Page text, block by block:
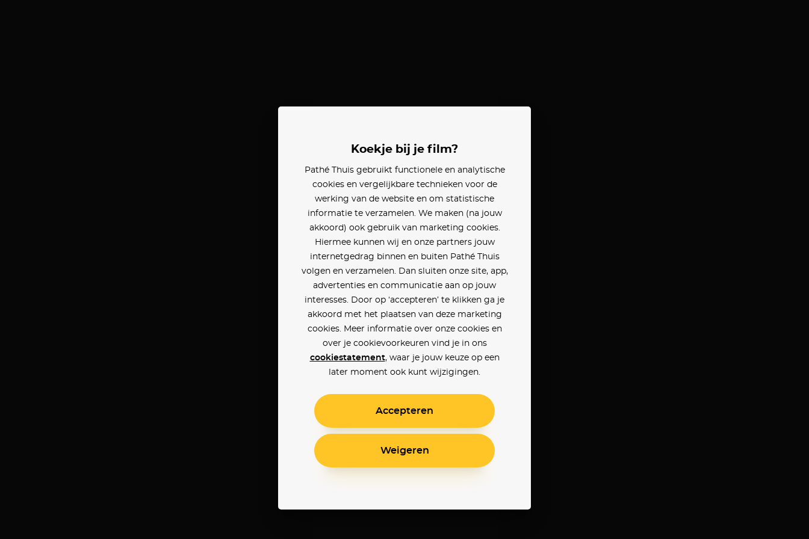
Koekje bij je film?
Pathé Thuis gebruikt functionele en analytische
cookies en vergelijkbare technieken voor de
werking van de website en om statistische
informatie te verzamelen. We maken (na jouw
akkoord) ook gebruik van marketing cookies.
Hiermee kunnen wij en onze partners jouw
internetgedrag binnen en buiten Pathé Thuis
volgen en verzamelen. Dan sluiten onze site, app,
advertenties en communicatie aan op jouw
interesses. Door op ‘accepteren’ te klikken ga je
akkoord met het plaatsen van deze marketing
cookies. Meer informatie over onze cookies en
over je cookievoorkeuren vind je in ons
cookiestatement, waar je jouw keuze op een
later moment ook kunt wijzigingen.
Accepteren
Weigeren